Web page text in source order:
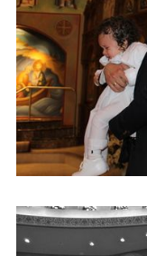
Συμβουλές
Διατροφής
Υγεία – Ψυχολογία